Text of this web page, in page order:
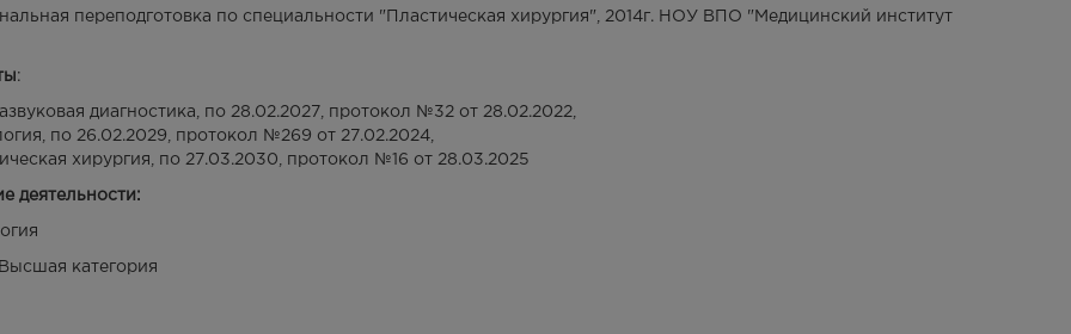
переподготовка по специальности "Пластическая хирургия", 2014г. НОУ ВПО "Медицинский институт
:
диагностика, по 28.02.2027, протокол №32 от 28.02.2022,
по 26.02.2029, протокол №269 от 27.02.2024,
хирургия, по 27.03.2030, протокол №16 от 28.03.2025
деятельности:
категория